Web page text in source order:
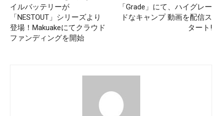
イルバッテリーが
「NESTOUT」シリーズより
登場！Makuakeにてクラウド
ファンディングを開始
「Grade」にて、ハイグレー
ドなキャンプ 動画を配信ス
タート!